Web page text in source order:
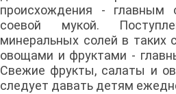
происхождения - главным
соевой мукой.
минеральных солей в таких
овощами и фруктами -
Свежие фрукты, салаты и
следует давать детям